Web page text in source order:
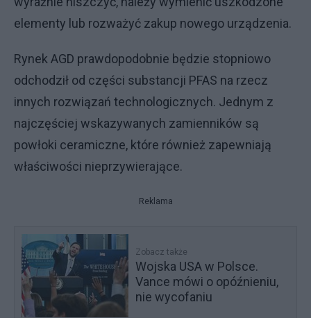
elementy lub rozważyć zakup nowego urządzenia.
Rynek AGD prawdopodobnie będzie stopniowo
odchodził od części substancji PFAS na rzecz
innych rozwiązań technologicznych. Jednym z
najczęściej wskazywanych zamienników są
powłoki ceramiczne, które również zapewniają
właściwości nieprzywierające.
Reklama
Zobacz także
Wojska USA w Polsce.
Vance mówi o opóźnieniu,
nie wycofaniu